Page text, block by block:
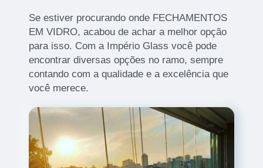
Se estiver procurando onde FECHAMENTOS
EM VIDRO, acabou de achar a melhor opção
para isso. Com a Império Glass você pode
encontrar diversas opções no ramo, sempre
contando com a qualidade e a excelência que
você merece.